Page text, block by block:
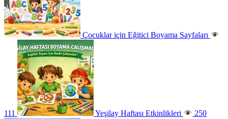
Çocuklar için Eğitici Boyama Sayfaları
111 Yeşilay Haftası Etkinlikleri 250